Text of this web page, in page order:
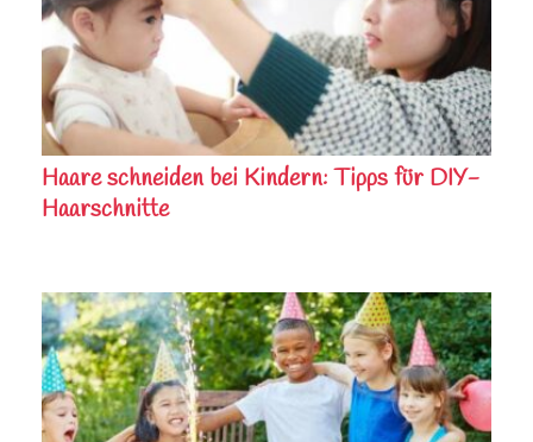
Haare schneiden bei Kindern: Tipps für DIY-
Haarschnitte